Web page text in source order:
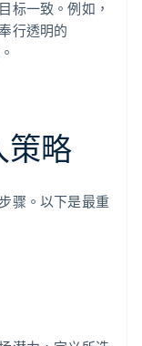
标一致。例如，
行透明的
策略
骤。以下是最重